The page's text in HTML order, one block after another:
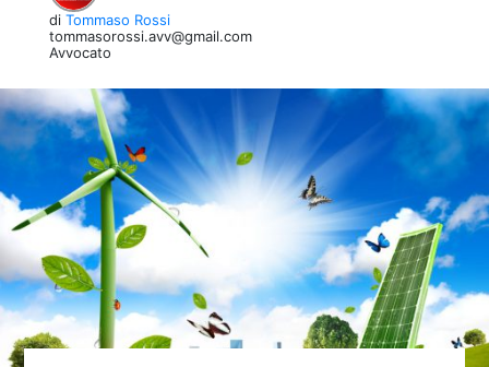
di Tommaso Rossi
tommasorossi.avv@gmail.com
Avvocato